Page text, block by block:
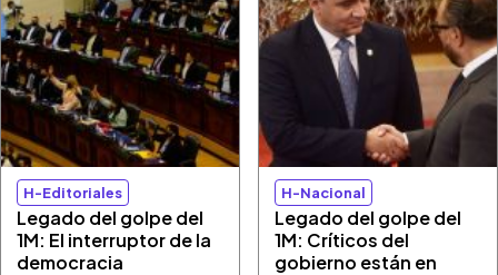
H-Editoriales
Legado del golpe del
1M: El interruptor de la
democracia
H-Nacional
Legado del golpe del
1M: Críticos del
gobierno están en